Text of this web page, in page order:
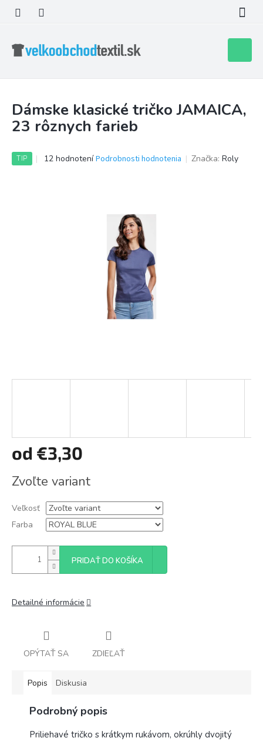
obsah
košík
Dámske klasické tričko JAMAICA,
23 rôznych farieb
TIP
Priemerné
12 hodnotení Podrobnosti hodnotenia Značka: Roly
od €3,30
cena:
Zvoľte variant
Veľkosť
Farba
PRIDAŤ DO KOŠÍKA
Detailné informácie
OPÝTAŤ SA ZDIEĽAŤ
Popis Diskusia
Podrobný popis
Priliehavé tričko s krátkym rukávom, okrúhly dvojitý